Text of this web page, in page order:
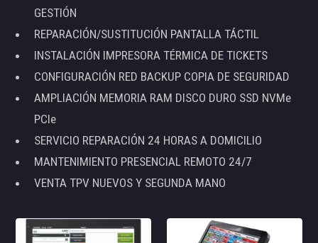
GESTIÓN
REPARACIÓN/SUSTITUCIÓN PANTALLA TÁCTIL
INSTALACIÓN IMPRESORA TÉRMICA DE TICKETS
CONFIGURACIÓN RED BACKUP COPIA DE SEGURIDAD
AMPLIACIÓN MEMORIA RAM DISCO DURO SSD NVMe
PCIe
SERVICIO REPARACIÓN 24 HORAS A DOMICILIO
MANTENIMIENTO PRESENCIAL REMOTO 24/7
VENTA TPV NUEVOS Y SEGUNDA MANO